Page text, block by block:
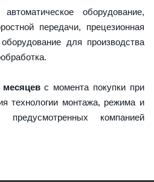
автоматическое оборудование,
передачи, прецезионная
для производства
с момента покупки при
технологии монтажа, режима и
предусмотренных компанией